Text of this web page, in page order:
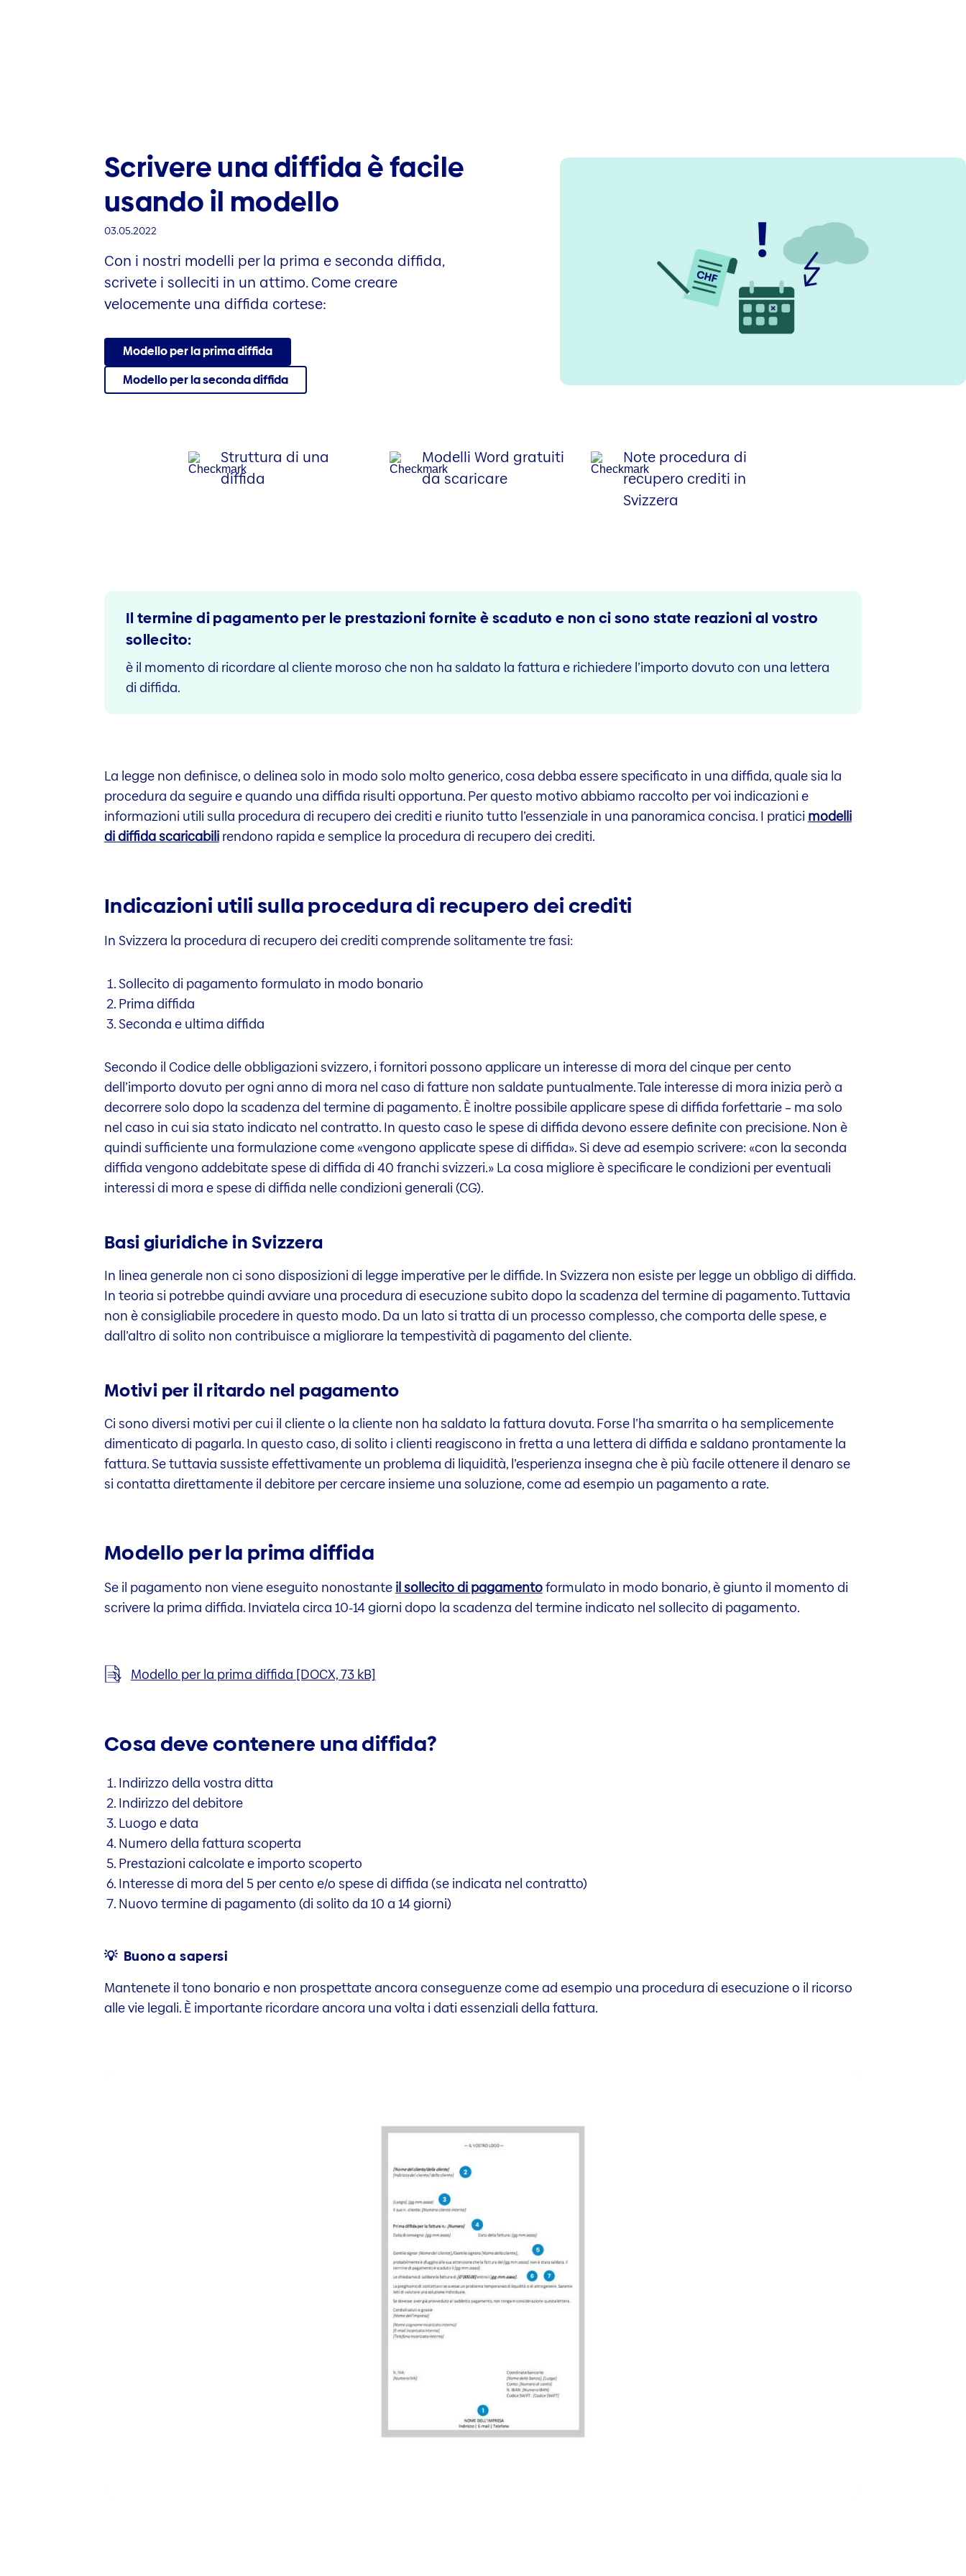
Scrivere una diffida è facile
usando il modello
03.05.2022
Con i nostri modelli per la prima e seconda diffida,
scrivete i solleciti in un attimo. Come creare
velocemente una diffida cortese:
Modello per la prima diffida
Modello per la seconda diffida
Struttura di una
diffida
Modelli Word gratuiti
da scaricare
Note procedura di
recupero crediti in
Svizzera
Il termine di pagamento per le prestazioni fornite è scaduto e non ci sono state reazioni al vostro
sollecito:
è il momento di ricordare al cliente moroso che non ha saldato la fattura e richiedere l’importo dovuto con una lettera
di diffida.
La legge non definisce, o delinea solo in modo solo molto generico, cosa debba essere specificato in una diffida, quale sia la
procedura da seguire e quando una diffida risulti opportuna. Per questo motivo abbiamo raccolto per voi indicazioni e
informazioni utili sulla procedura di recupero dei crediti e riunito tutto l’essenziale in una panoramica concisa. I pratici modelli
di diffida scaricabilirendono rapida e semplice la procedura di recupero dei crediti.
Indicazioni utili sulla procedura di recupero dei crediti
In Svizzera la procedura di recupero dei crediti comprende solitamente tre fasi:
Sollecito di pagamento formulato in modo bonario
Prima diffida
Seconda e ultima diffida
Secondo il Codice delle obbligazioni svizzero, i fornitori possono applicare un interesse di mora del cinque per cento
dell’importo dovuto per ogni anno di mora nel caso di fatture non saldate puntualmente. Tale interesse di mora inizia però a
decorrere solo dopo la scadenza del termine di pagamento. È inoltre possibile applicare spese di diffida forfettarie – ma solo
nel caso in cui sia stato indicato nel contratto. In questo caso le spese di diffida devono essere definite con precisione. Non è
quindi sufficiente una formulazione come «vengono applicate spese di diffida». Si deve ad esempio scrivere: «con la seconda
diffida vengono addebitate spese di diffida di 40 franchi svizzeri.» La cosa migliore è specificare le condizioni per eventuali
interessi di mora e spese di diffida nelle condizioni generali (CG).
Basi giuridiche in Svizzera
In linea generale non ci sono disposizioni di legge imperative per le diffide. In Svizzera non esiste per legge un obbligo di diffida.
In teoria si potrebbe quindi avviare una procedura di esecuzione subito dopo la scadenza del termine di pagamento. Tuttavia
non è consigliabile procedere in questo modo. Da un lato si tratta di un processo complesso, che comporta delle spese, e
dall’altro di solito non contribuisce a migliorare la tempestività di pagamento del cliente.
Motivi per il ritardo nel pagamento
Ci sono diversi motivi per cui il cliente o la cliente non ha saldato la fattura dovuta. Forse l’ha smarrita o ha semplicemente
dimenticato di pagarla. In questo caso, di solito i clienti reagiscono in fretta a una lettera di diffida e saldano prontamente la
fattura. Se tuttavia sussiste effettivamente un problema di liquidità, l’esperienza insegna che è più facile ottenere il denaro se
si contatta direttamente il debitore per cercare insieme una soluzione, come ad esempio un pagamento a rate.
Modello per la prima diffida
Se il pagamento non viene eseguito nonostante il sollecito di pagamentoformulato in modo bonario, è giunto il momento di
scrivere la prima diffida. Inviatela circa 10-14 giorni dopo la scadenza del termine indicato nel sollecito di pagamento.
Modello per la prima diffida [DOCX, 73 kB]
Cosa deve contenere una diffida?
Indirizzo della vostra ditta
Indirizzo del debitore
Luogo e data
Numero della fattura scoperta
Prestazioni calcolate e importo scoperto
Interesse di mora del 5 per cento e/o spese di diffida (se indicata nel contratto)
Nuovo termine di pagamento (di solito da 10 a 14 giorni)
💡 Buono a sapersi
Mantenete il tono bonario e non prospettate ancora conseguenze come ad esempio una procedura di esecuzione o il ricorso
alle vie legali. È importante ricordare ancora una volta i dati essenziali della fattura.